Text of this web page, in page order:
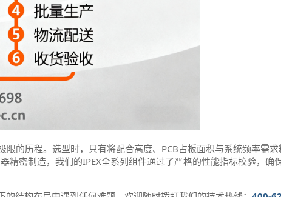
的历程。选型时，只有将配合高度、PCB占板面积与系统频率需
精密制造，我们的IPEX全系列组件通过了严格的性能指标校验，确